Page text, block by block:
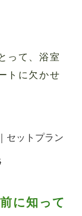
って、浴室
トに欠かせ
セットプラン
に知って